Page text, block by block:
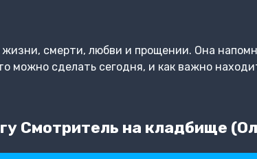
смерти, любви и прощении. Она
можно сделать сегодня, и как важно
Смотритель на кладбище